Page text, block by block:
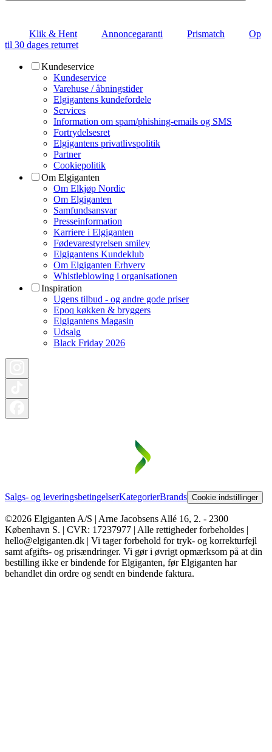
Klik & Hent Annoncegaranti Prismatch
Op
til 30 dages returret
Kundeservice
Kundeservice
Varehuse / åbningstider
Elgigantens kundefordele
Services
Information om spam/phishing-emails og SMS
Fortrydelsesret
Elgigantens privatlivspolitik
Partner
Cookiepolitik
Om Elgiganten
Om Elkjøp Nordic
Om Elgiganten
Samfundsansvar
Presseinformation
Karriere i Elgiganten
Fødevarestyrelsen smiley
Elgigantens Kundeklub
Om Elgiganten Erhverv
Whistleblowing i organisationen
Inspiration
Ugens tilbud - og andre gode priser
Epoq køkken & bryggers
Elgigantens Magasin
Udsalg
Black Friday 2026
Salgs- og leveringsbetingelserKategorierBrands Cookie indstillinger
©2026 Elgiganten A/S | Arne Jacobsens Allé 16, 2. - 2300
København S. | CVR: 17237977 | Alle rettigheder forbeholdes |
hello@elgiganten.dk | Vi tager forbehold for tryk- og korrekturfejl
samt afgifts- og prisændringer. Vi gør i øvrigt opmærksom på at din
bestilling ikke er bindende for Elgiganten, før Elgiganten har
behandlet din ordre og sendt en bindende faktura.